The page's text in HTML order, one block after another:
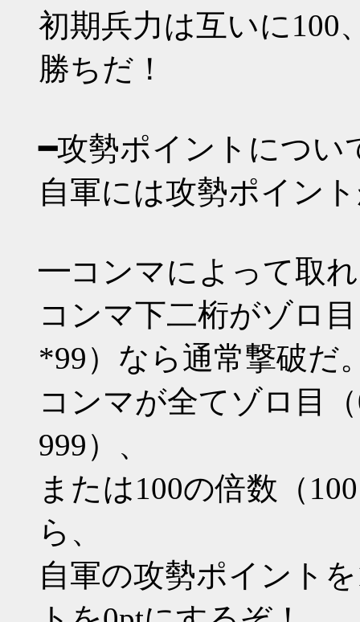
初期兵力は互いに100
勝ちだ！
━攻勢ポイントにつ
自軍には攻勢ポイン
━コンマによって取
コンマ下二桁がゾロ
*99）なら通常撃破だ
コンマが全てゾロ目（
999）、
または100の倍数（
ら、
自軍の攻勢ポイント